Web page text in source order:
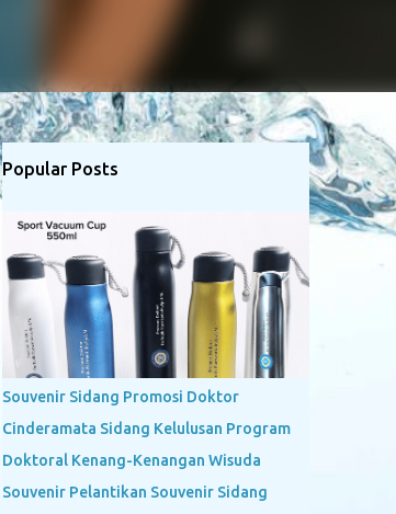
Popular Posts
Souvenir Sidang Promosi Doktor
Cinderamata Sidang Kelulusan Program
Doktoral Kenang-Kenangan Wisuda
Souvenir Pelantikan Souvenir Sidang